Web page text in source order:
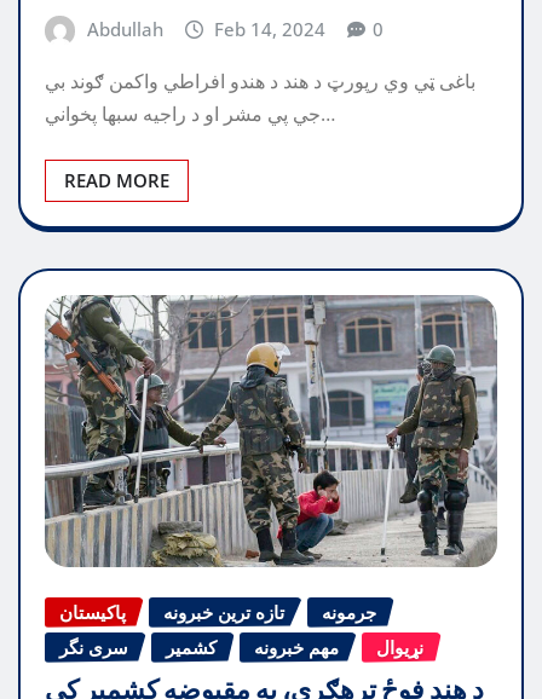
Abdullah Feb 14, 2024 0
باغی ټي وي رپورټ د هند د هندو افراطي واکمن ګوند بي
جي پي مشر او د راجیه سبھا پخواني…
READ MORE
پاکیستان تازه ترین خبرونه
جرمونه
سری نگر
کشمیر مهم خبرونه نړیوال
د هند فوځ ترهګري، په مقبوضه کشمير کې